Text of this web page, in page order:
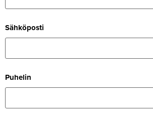
Säh­kö­posti
Puhelin